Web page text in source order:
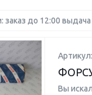
заказ до 12:00 выдача
Вы